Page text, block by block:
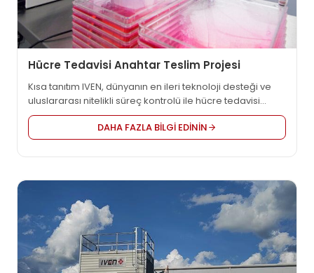
Hücre Tedavisi Anahtar Teslim Projesi
Kısa tanıtım IVEN, dünyanın en ileri teknoloji desteği ve
uluslararası nitelikli süreç kontrolü ile hücre tedavisi
fabrikası kurmanıza yardımcı olabilir. Hücre tedavisi
(hücresel tedavi, hücre nakli veya sitoterapi olarak da
adlandırılır), tıbbi bir etkiyi gerçekleştirmek için canlı
DAHA FAZLA BILGI EDININ